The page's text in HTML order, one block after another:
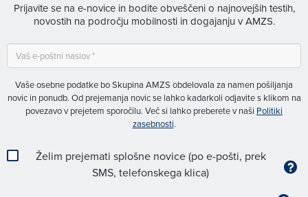
Prijavite se na e-novice in bodite obveščeni o najnovejših testih,
novostih na področju mobilnosti in dogajanju v AMZS.
Vaše osebne podatke bo Skupina AMZS obdelovala za namen pošiljanja
novic in ponudb. Od prejemanja novic se lahko kadarkoli odjavite s klikom na
povezavo v prejetem sporočilu. Več si lahko preberete v naši Politiki
zasebnosti.
Želim prejemati splošne novice (po e-pošti, prek
SMS, telefonskega klica)